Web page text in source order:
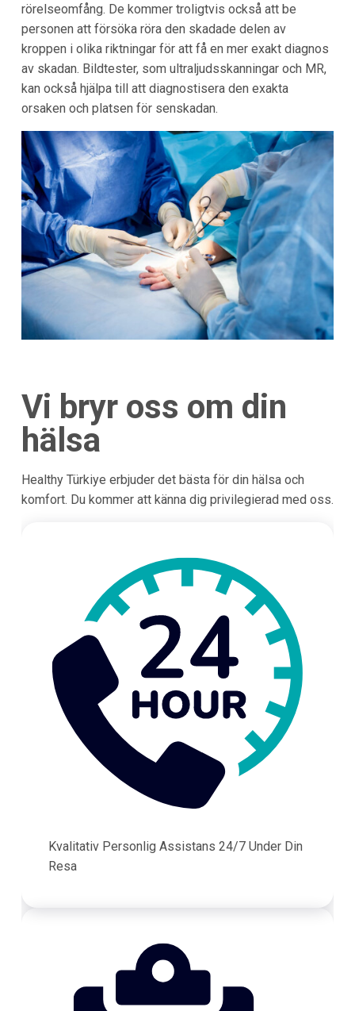
rörelseomfång. De kommer troligtvis också att be
personen att försöka röra den skadade delen av
kroppen i olika riktningar för att få en mer exakt diagnos
av skadan. Bildtester, som ultraljudsskanningar och MR,
kan också hjälpa till att diagnostisera den exakta
orsaken och platsen för senskadan.
Vi bryr oss om din
hälsa
Healthy Türkiye erbjuder det bästa för din hälsa och
komfort. Du kommer att känna dig privilegierad med oss.
Kvalitativ Personlig Assistans 24/7 Under Din
Resa